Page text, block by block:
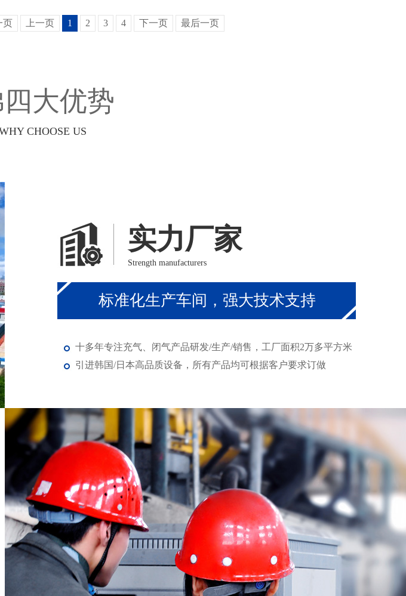
页 上一页 1 2 3 4 下一页 最后一页
大优势
CHOOSE US
实力厂家
Strength manufacturers
标准化生产车间，强大技术支持
十多年专注充气、闭气产品研发/生产/销售，工厂面积2万多平方米
引进韩国/日本高品质设备，所有产品均可根据客户要求订做
20
年行业经验
3600
万件月产能
9000
平米工厂面积